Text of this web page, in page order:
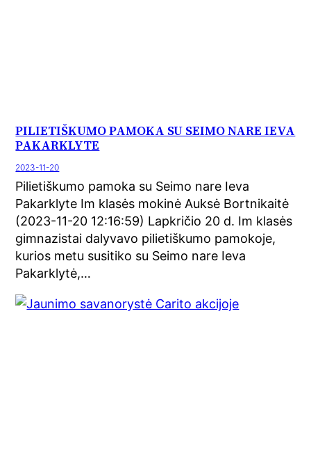
PILIETIŠKUMO PAMOKA SU SEIMO NARE IEVA
PAKARKLYTE
2023-11-20
Pilietiškumo pamoka su Seimo nare Ieva
Pakarklyte Im klasės mokinė Auksė Bortnikaitė
(2023-11-20 12:16:59) Lapkričio 20 d. Im klasės
gimnazistai dalyvavo pilietiškumo pamokoje,
kurios metu susitiko su Seimo nare Ieva
Pakarklytė,…